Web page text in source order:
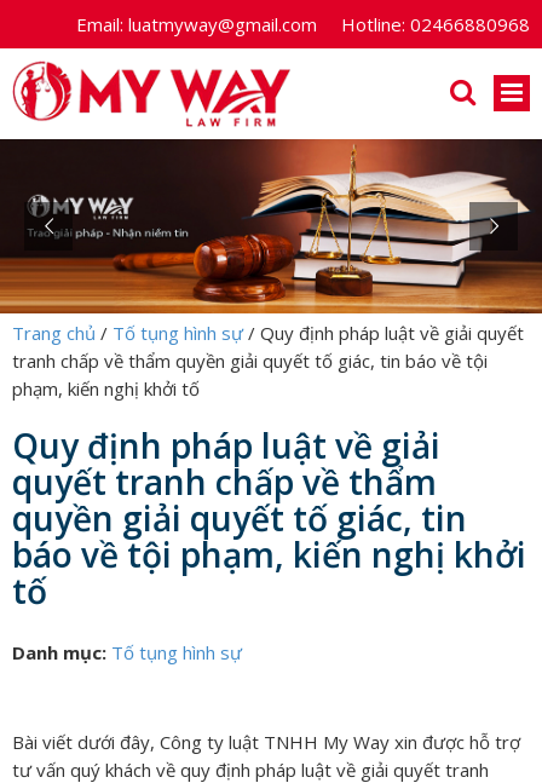
Email: luatmyway@gmail.com Hotline: 02466880968
Trang chủ / Tố tụng hình sự/ Quy định pháp luật về giải quyết
tranh chấp về thẩm quyền giải quyết tố giác, tin báo về tội
phạm, kiến nghị khởi tố
Quy định pháp luật về giải
quyết tranh chấp về thẩm
quyền giải quyết tố giác, tin
báo về tội phạm, kiến nghị khởi
tố
Danh mục: Tố tụng hình sự
Bài viết dưới đây, Công ty luật TNHH My Way xin được hỗ trợ
tư vấn quý khách về quy định pháp luật về giải quyết tranh